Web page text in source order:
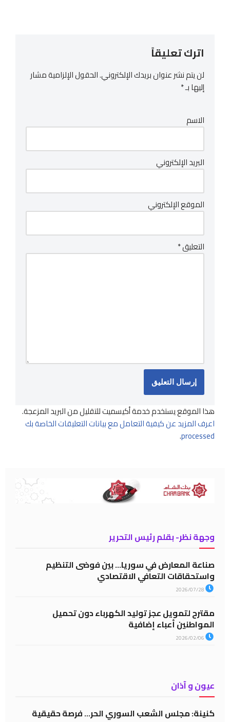
اترك تعليقاً
لن يتم نشر عنوان بريدك الإلكتروني.الحقول الإلزامية مشار
إليها بـ*
الاسم
البريد الإلكتروني
الموقع الإلكتروني
التعليق*
هذا الموقع يستخدم خدمة أكيسميت للتقليل من البريد المزعجة.
اعرف المزيد عن كيفية التعامل مع بيانات التعليقات الخاصة بك
processed
.
وجهة نظر- بقلم رئيس التحرير
صناعة المعارض في سوريا… بين فوضى التنظيم
واستحقاقات التعافي الاقتصادي
مقترح لتمويل عجز توليد الكهرباء دون تحميل
المواطنين أعباء إضافية
عيون و آذان
كنينة: مجلس الشعب السوري الحر… فرصة حقيقية